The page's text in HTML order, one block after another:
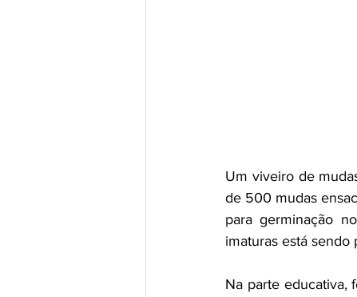
Um viveiro de
de 500 mudas
para germinação
imaturas está sendo
Na parte educativa,